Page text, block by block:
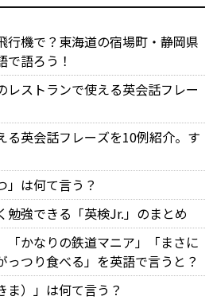
行機で？東海道の宿場町・静岡県
で語ろう！
レストランで使える英会話フレー
る英会話フレーズを10例紹介。す
」は何て言う？
勉強できる「英検Jr.」のまとめ
「かなりの鉄道マニア」「まさに
っつり食べる」を英語で言うと？
ま）」は何て言う？